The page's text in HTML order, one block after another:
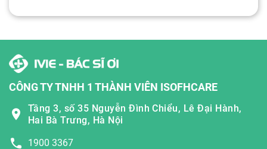
CÔNG TY TNHH 1 THÀNH VIÊN ISOFHCARE
Tầng 3, số 35 Nguyễn Đình Chiểu, Lê Đại Hành,
Hai Bà Trưng, Hà Nội
1900 3367